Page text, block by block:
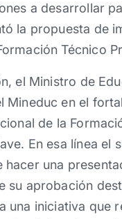
a desarrollar
la propuesta de
Técnico
el Ministro de
Mineduc en el
de la
En esa línea el
hacer una
su aprobación
una iniciativa que